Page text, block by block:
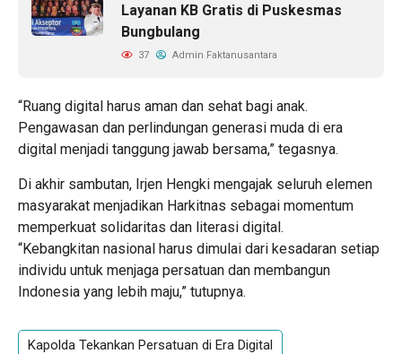
Layanan KB Gratis di Puskesmas
Bungbulang
37 Admin Faktanusantara
“Ruang digital harus aman dan sehat bagi anak.
Pengawasan dan perlindungan generasi muda di era
digital menjadi tanggung jawab bersama,” tegasnya.
Di akhir sambutan, Irjen Hengki mengajak seluruh elemen
masyarakat menjadikan Harkitnas sebagai momentum
memperkuat solidaritas dan literasi digital.
“Kebangkitan nasional harus dimulai dari kesadaran setiap
individu untuk menjaga persatuan dan membangun
Indonesia yang lebih maju,” tutupnya.
Kapolda Tekankan Persatuan di Era Digital